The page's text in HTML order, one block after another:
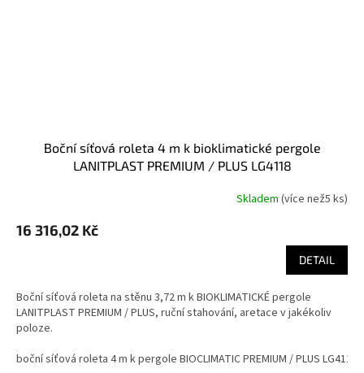
boční síťová roleta 4 m k bioklimatické pergole
LANITPLAST PREMIUM / PLUS LG4118
Skladem (více než5 ks)
16 316,02 Kč
DETAIL
Boční síťová roleta na stěnu 3,72 m k BIOKLIMATICKÉ pergole
LANITPLAST PREMIUM / PLUS, ruční stahování, aretace v jakékoliv
poloze.
boční síťová roleta 4 m k pergole BIOCLIMATIC PREMIUM / PLUS LG4118